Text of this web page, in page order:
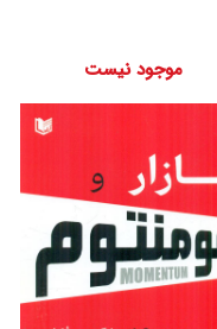
موجود نیست